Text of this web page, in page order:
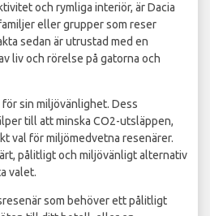
och rymliga interiör, är Dacia
eller grupper som reser
sedan är utrustad med en
liv och rörelse på gatorna och
för sin miljövänlighet. Dess
till att minska CO2-utsläppen,
val för miljömedvetna resenärer.
pålitligt och miljövänligt alternativ
valet.
som behöver ett pålitligt